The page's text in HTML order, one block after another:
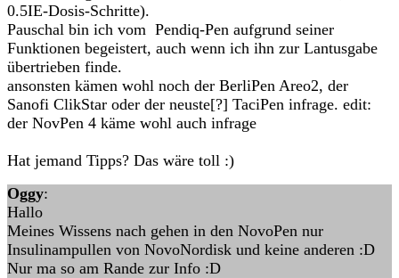
0.5IE-Dosis-Schritte).
Pauschal bin ich vom Pendiq-Pen aufgrund seiner
Funktionen begeistert, auch wenn ich ihn zur Lantusgabe
übertrieben finde.
ansonsten kämen wohl noch der BerliPen Areo2, der
Sanofi ClikStar oder der neuste[?] TaciPen infrage. edit:
der NovPen 4 käme wohl auch infrage
Hat jemand Tipps? Das wäre toll :)
Oggy:
Hallo
Meines Wissens nach gehen in den NovoPen nur
Insulinampullen von NovoNordisk und keine anderen :D
Nur ma so am Rande zur Info :D